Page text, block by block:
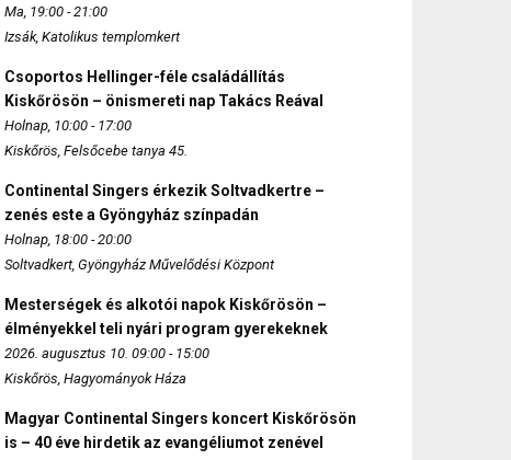
Ma, 19:00 - 21:00
Izsák, Katolikus templomkert
Csoportos Hellinger-féle családállítás
Kiskőrösön – önismereti nap Takács Reával
Holnap, 10:00 - 17:00
Kiskőrös, Felsőcebe tanya 45.
Continental Singers érkezik Soltvadkertre –
zenés este a Gyöngyház színpadán
Holnap, 18:00 - 20:00
Soltvadkert, Gyöngyház Művelődési Központ
Mesterségek és alkotói napok Kiskőrösön –
élményekkel teli nyári program gyerekeknek
2026. augusztus 10. 09:00 - 15:00
Kiskőrös, Hagyományok Háza
Magyar Continental Singers koncert Kiskőrösön
is – 40 éve hirdetik az evangéliumot zenével